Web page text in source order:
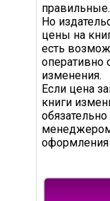
правильные.
Но
цены на
есть
оперативно
изменения.
Если цена
книги
оформления